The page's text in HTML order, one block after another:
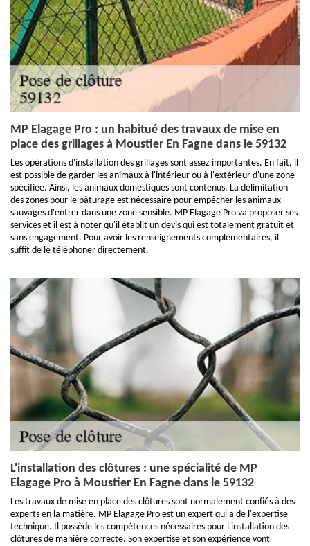
MP Elagage Pro : un habitué des travaux de mise en
place des grillages à Moustier En Fagne dans le 59132
Les opérations d'installation des grillages sont assez importantes. En fait, il
est possible de garder les animaux à l'intérieur ou à l'extérieur d'une zone
spécifiée. Ainsi, les animaux domestiques sont contenus. La délimitation
des zones pour le pâturage est nécessaire pour empêcher les animaux
sauvages d'entrer dans une zone sensible. MP Elagage Pro va proposer ses
services et il est à noter qu'il établit un devis qui est totalement gratuit et
sans engagement. Pour avoir les renseignements complémentaires, il
suffit de le téléphoner directement.
L'installation des clôtures : une spécialité de MP
Elagage Pro à Moustier En Fagne dans le 59132
Les travaux de mise en place des clôtures sont normalement confiés à des
experts en la matière. MP Elagage Pro est un expert qui a de l'expertise
technique. Il possède les compétences nécessaires pour l'installation des
clôtures de manière correcte. Son expertise et son expérience vont